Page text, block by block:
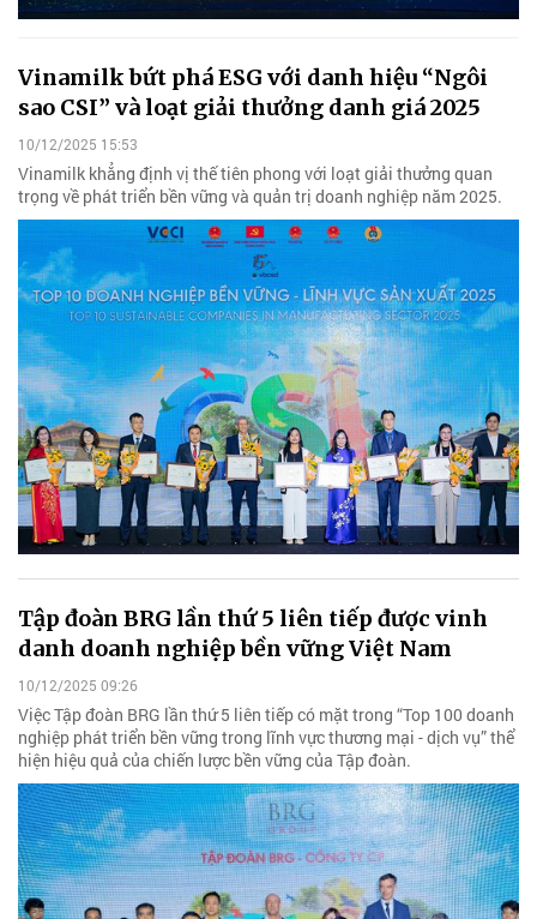
Vinamilk bứt phá ESG với danh hiệu “Ngôi
sao CSI” và loạt giải thưởng danh giá 2025
10/12/2025 15:53
Vinamilk khẳng định vị thế tiên phong với loạt giải thưởng quan
trọng về phát triển bền vững và quản trị doanh nghiệp năm 2025.
Tập đoàn BRG lần thứ 5 liên tiếp được vinh
danh doanh nghiệp bền vững Việt Nam
10/12/2025 09:26
Việc Tập đoàn BRG lần thứ 5 liên tiếp có mặt trong “Top 100 doanh
nghiệp phát triển bền vững trong lĩnh vực thương mại - dịch vụ” thể
hiện hiệu quả của chiến lược bền vững của Tập đoàn.